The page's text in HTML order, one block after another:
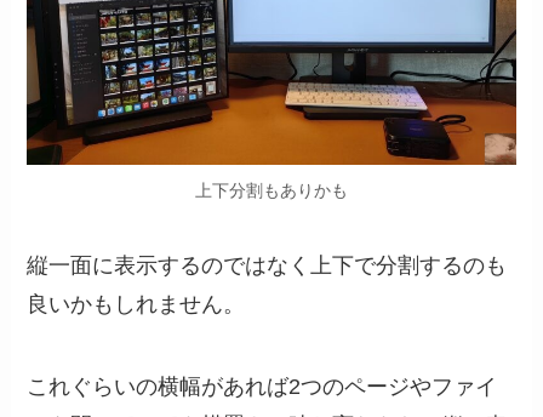
上下分割もありかも
縦一面に表示するのではなく上下で分割するのも
良いかもしれません。
これぐらいの横幅があれば2つのページやファイ